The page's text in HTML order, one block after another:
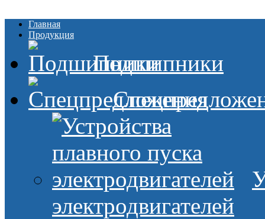
Главная
Продукция
Подшипники
электродвигателей